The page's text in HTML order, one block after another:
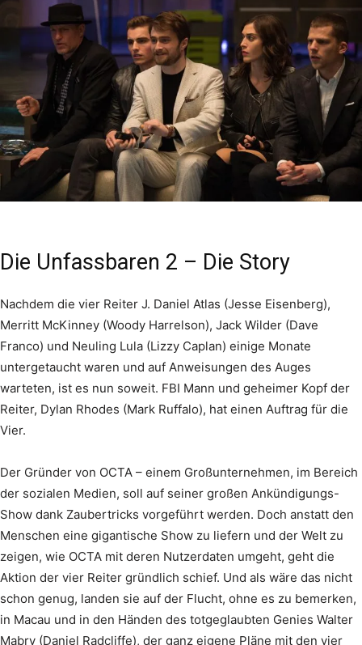
Die Unfassbaren 2 – Die Story
Nachdem die vier Reiter J. Daniel Atlas (Jesse Eisenberg),
Merritt McKinney (Woody Harrelson), Jack Wilder (Dave
Franco) und Neuling Lula (Lizzy Caplan) einige Monate
untergetaucht waren und auf Anweisungen des Auges
warteten, ist es nun soweit. FBI Mann und geheimer Kopf der
Reiter, Dylan Rhodes (Mark Ruffalo), hat einen Auftrag für die
Vier.
Der Gründer von OCTA – einem Großunternehmen, im Bereich
der sozialen Medien, soll auf seiner großen Ankündigungs-
Show dank Zaubertricks vorgeführt werden. Doch anstatt den
Menschen eine gigantische Show zu liefern und der Welt zu
zeigen, wie OCTA mit deren Nutzerdaten umgeht, geht die
Aktion der vier Reiter gründlich schief. Und als wäre das nicht
schon genug, landen sie auf der Flucht, ohne es zu bemerken,
in Macau und in den Händen des totgeglaubten Genies Walter
Mabry (Daniel Radcliffe), der ganz eigene Pläne mit den vier